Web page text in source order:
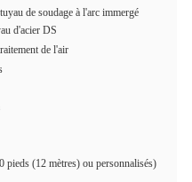
de soudage à l'arc immergé
d'acier DS
de l'air
pieds (12 mètres) ou personnalisés)